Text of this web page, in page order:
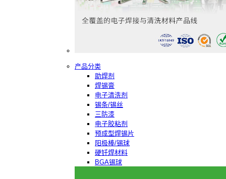
产品分类
助焊剂
焊锡膏
电子清洗剂
锡条/锡丝
三防漆
电子胶粘剂
预成型焊锡片
阳极棒/锡球
硬钎焊材料
BGA锡球